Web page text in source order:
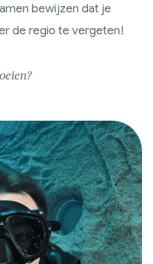
bewijzen dat je
de regio te vergeten!